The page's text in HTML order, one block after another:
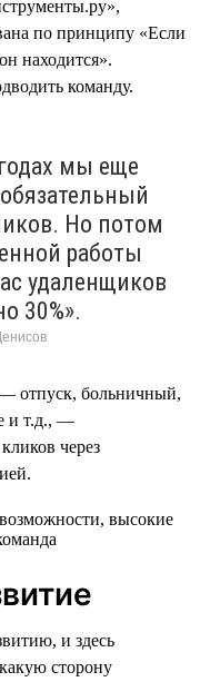
по принципу «Если
находится».
команду.
мы еще
Но потом
работы
удаленщиков
30%».
— отпуск, больничный,
и т.д., —
через
и здесь
сторону